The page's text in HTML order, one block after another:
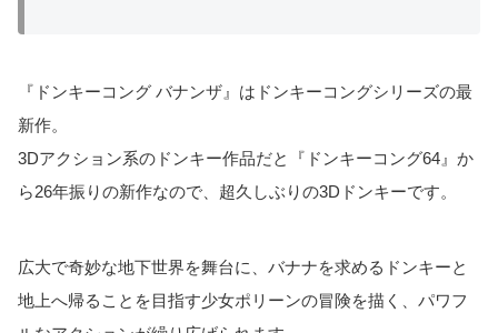
『ドンキーコング バナンザ』はドンキーコングシリーズの最
新作。
3Dアクション系のドンキー作品だと『ドンキーコング64』か
ら26年振りの新作なので、超久しぶりの3Dドンキーです。
広大で奇妙な地下世界を舞台に、バナナを求めるドンキーと
地上へ帰ることを目指す少女ポリーンの冒険を描く、パワフ